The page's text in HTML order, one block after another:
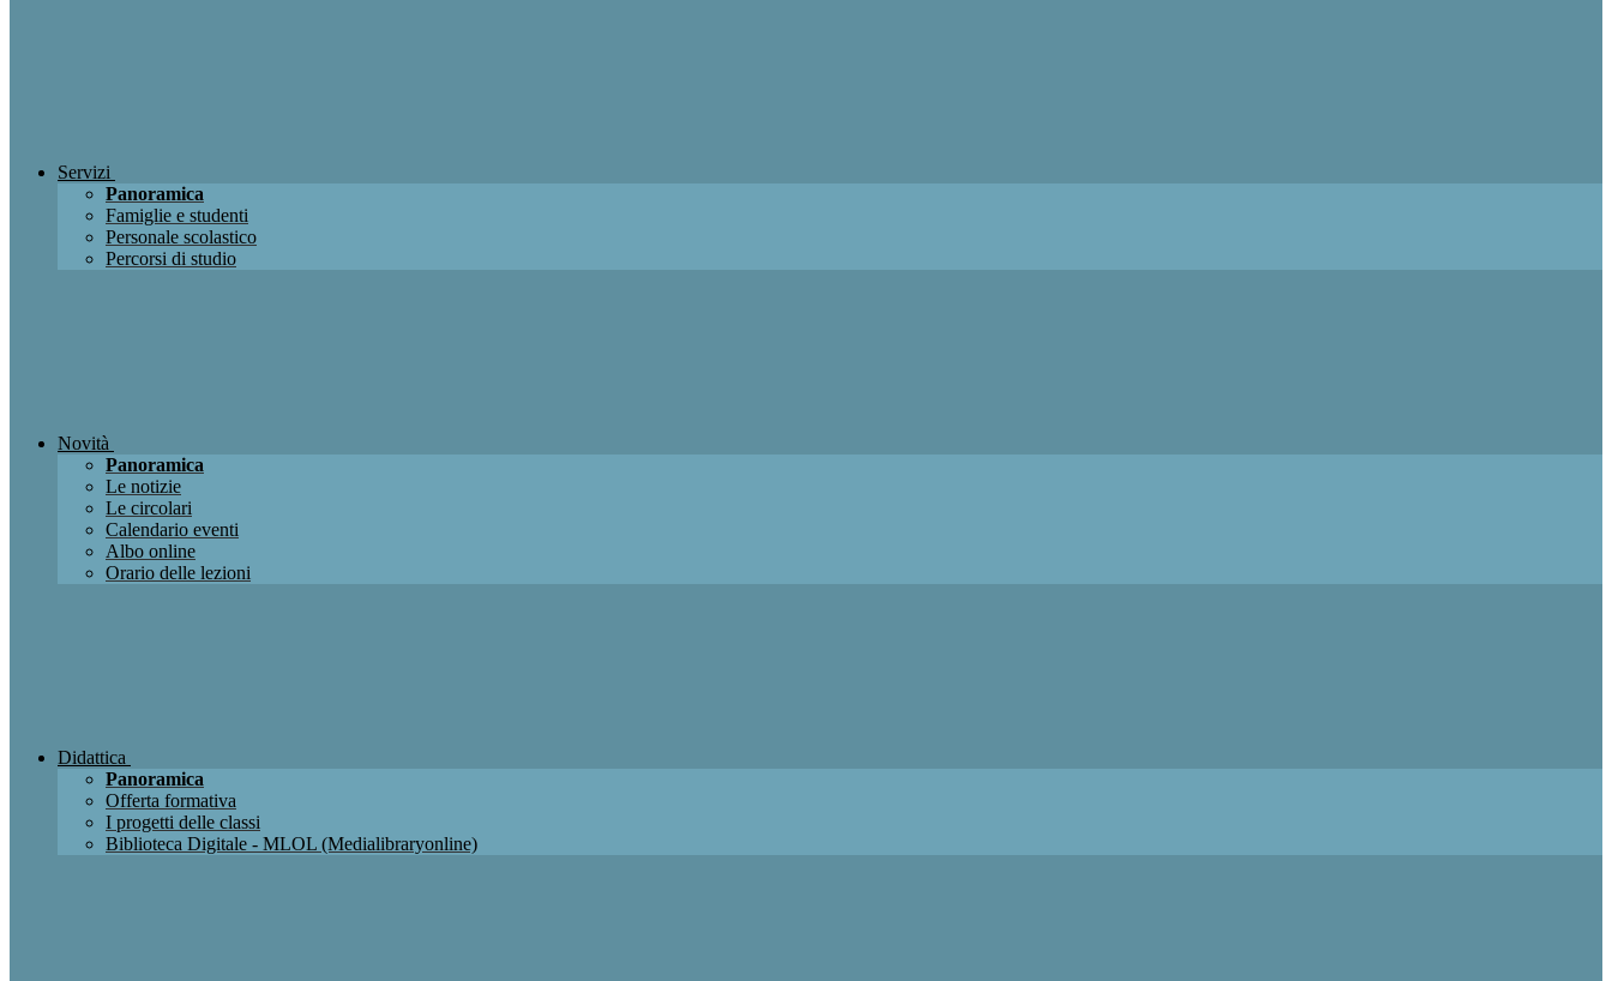
Servizi
Panoramica
Famiglie e studenti
Personale scolastico
Percorsi di studio
Novità
Panoramica
Le notizie
Le circolari
Calendario eventi
Albo online
Orario delle lezioni
Didattica
Panoramica
Offerta formativa
I progetti delle classi
Biblioteca Digitale - MLOL (Medialibraryonline)